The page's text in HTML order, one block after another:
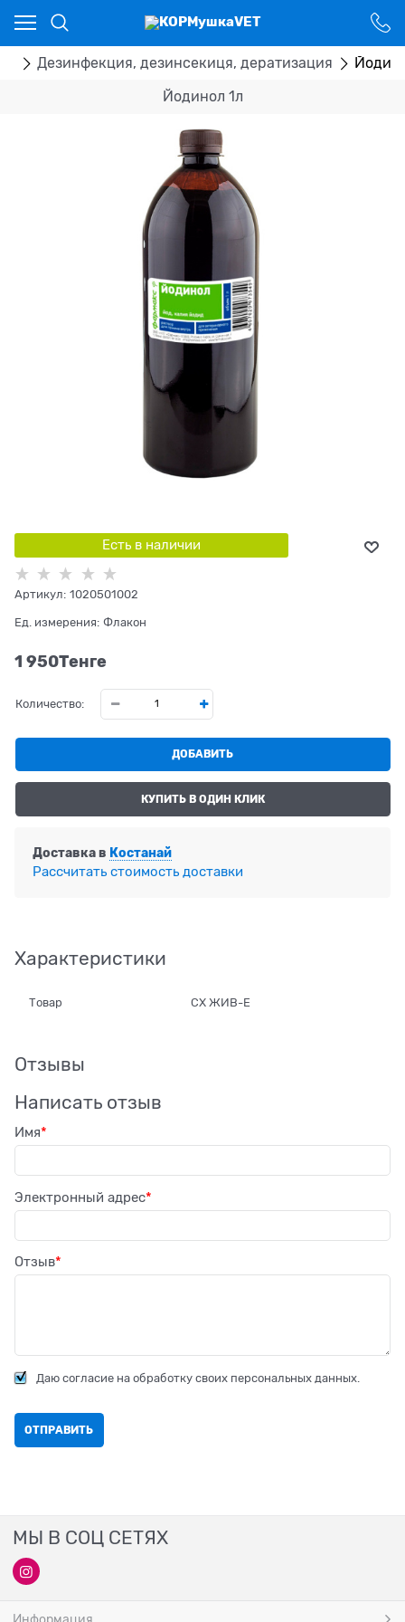
Дезинфекция, дезинсекиця, дератизация
Йодинол 1л
Есть в наличии
Артикул: 1020501002
Ед. измерения: Флакон
1 950Tенге
Количество:
ДОБАВИТЬ
КУПИТЬ В ОДИН КЛИК
Доставка в Костанай
Рассчитать стоимость доставки
Характеристики
Товар СХ ЖИВ-Е
Отзывы
Написать отзыв
Имя
Электронный адрес
Отзыв
Даю согласие на обработку своих персональных данных.
МЫ В СОЦ СЕТЯХ
Информация
Ваш город - Костанай,
угадали?